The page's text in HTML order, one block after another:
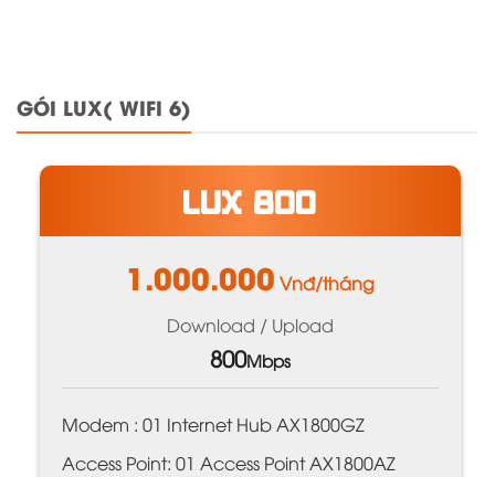
GÓI LUX( WIFI 6)
LUX 800
1.000.000 Vnđ/tháng
Download / Upload
800Mbps
Modem : 01 Internet Hub AX1800GZ
Access Point: 01 Access Point AX1800AZ